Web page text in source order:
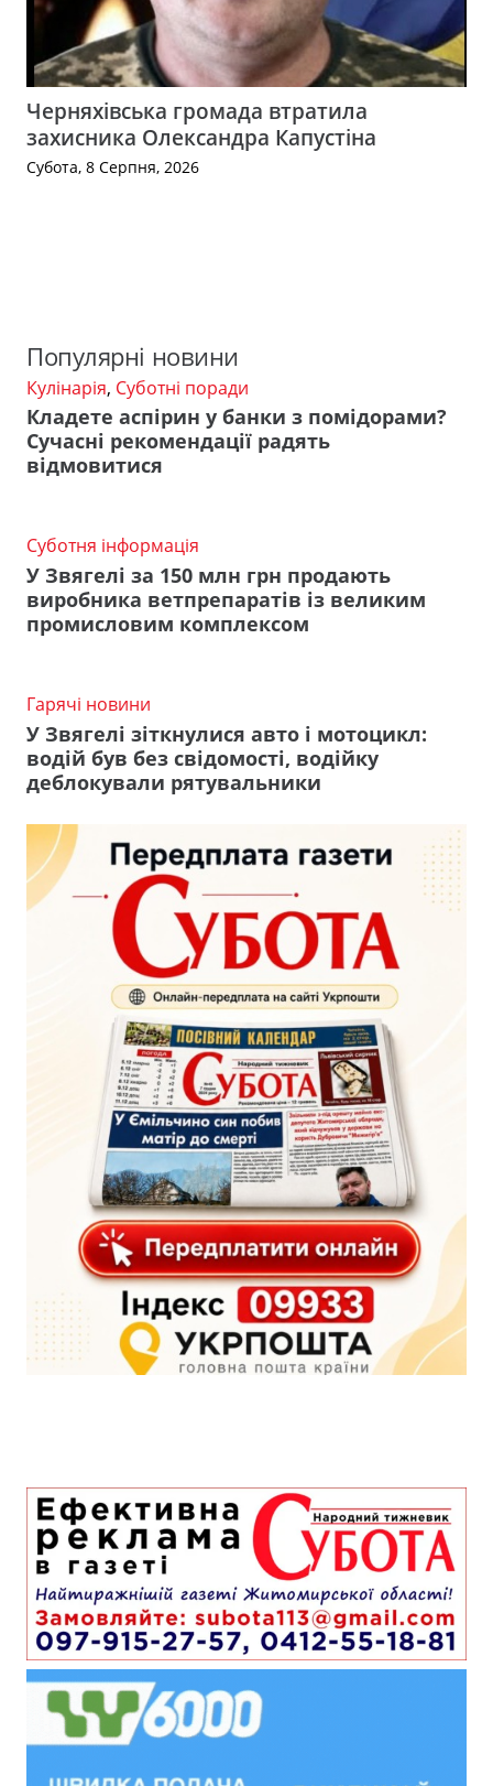
Черняхівська громада втратила
захисника Олександра Капустіна
Субота, 8 Серпня, 2026
Популярні новини
Кулінарія, Суботні поради
Кладете аспірин у банки з помідорами?
Сучасні рекомендації радять
відмовитися
Суботня інформація
У Звягелі за 150 млн грн продають
виробника ветпрепаратів із великим
промисловим комплексом
Гарячі новини
У Звягелі зіткнулися авто і мотоцикл:
водій був без свідомості, водійку
деблокували рятувальники